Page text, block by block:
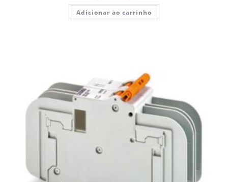
Adicionar ao carrinho